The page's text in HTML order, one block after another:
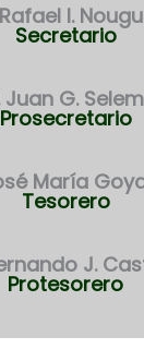
I.
Secretario
Juan G.
Prosecretario
María
Tesorero
J.
Protesorero